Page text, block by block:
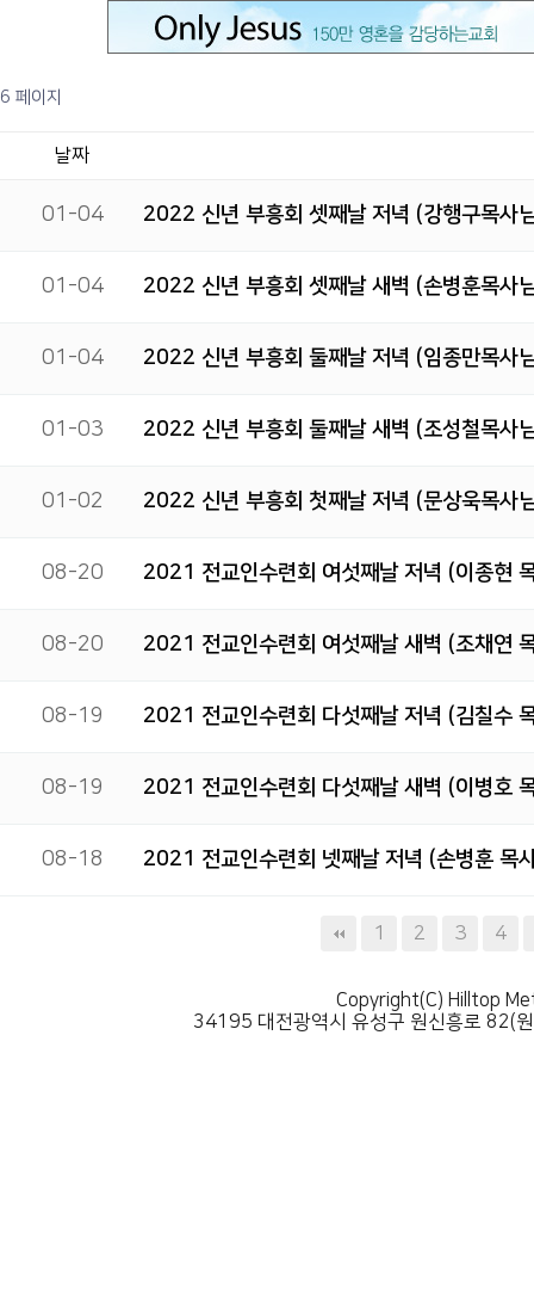
6 페이지
날짜
01-04 2022 신년 부흥회 셋째날 저녁 (강행구목사
01-04 2022 신년 부흥회 셋째날 새벽 (손병훈목사
01-04 2022 신년 부흥회 둘째날 저녁 (임종만목사
01-03 2022 신년 부흥회 둘째날 새벽 (조성철목사
01-02 2022 신년 부흥회 첫째날 저녁 (문상욱목사
08-20 2021 전교인수련회 여섯째날 저녁(이종현
08-20 2021 전교인수련회 여섯째날 새벽(조채연
08-19 2021 전교인수련회 다섯째날 저녁(김칠수
08-19 2021 전교인수련회 다섯째날 새벽(이병호
08-18 2021 전교인수련회 넷째날 저녁(손병훈 목
1 2 3 4
Copyright(C) Hilltop
34195 대전광역시 유성구 원신흥로